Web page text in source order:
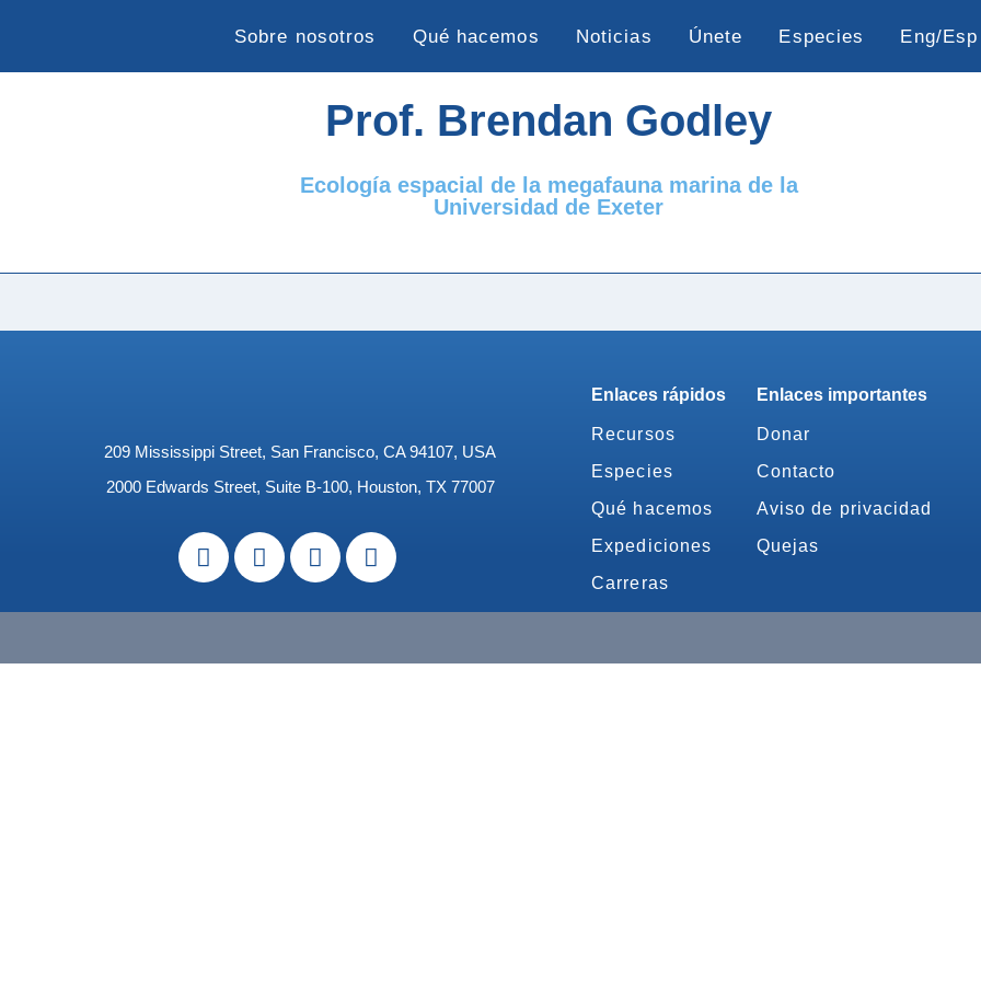
Sobre nosotros Qué hacemos Noticias Únete Especies Eng/Esp
Prof. Brendan Godley
Ecología espacial de la megafauna marina de la
Universidad de Exeter
209 Mississippi Street, San Francisco, CA 94107, USA
2000 Edwards Street, Suite B-100, Houston, TX 77007
Enlaces rápidos
Recursos
Especies
Qué hacemos
Expediciones
Carreras
Enlaces importantes
Donar
Contacto
Aviso de privacidad
Quejas